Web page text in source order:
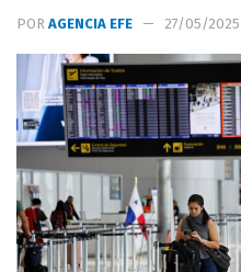
POR AGENCIA EFE 27/05/2025